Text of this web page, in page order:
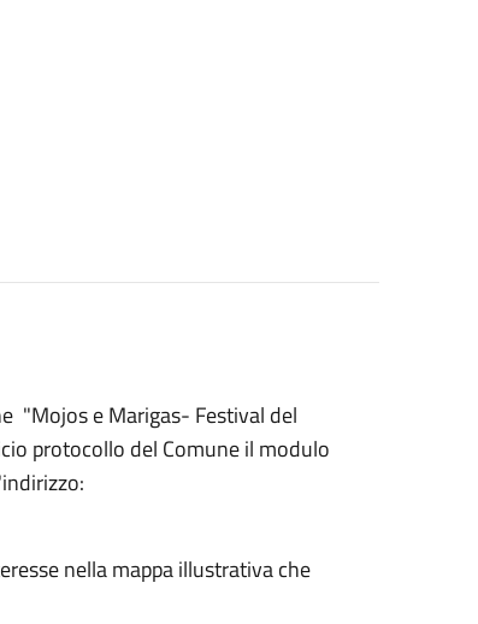
"Mojos e Marigas- Festival del
protocollo del Comune il modulo
nella mappa illustrativa che